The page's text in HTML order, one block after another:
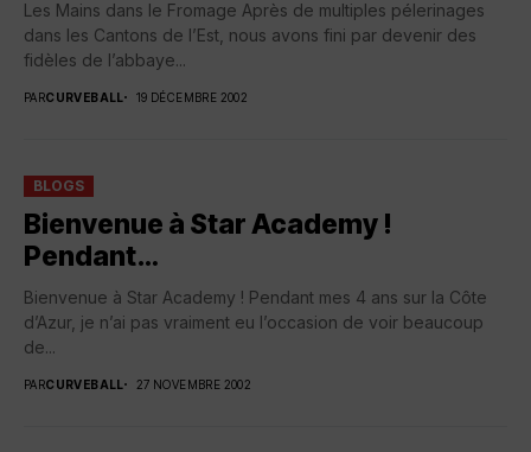
Les Mains dans le Fromage Après de multiples pélerinages
dans les Cantons de l’Est, nous avons fini par devenir des
fidèles de l’abbaye...
PARCURVEBALL 19 DÉCEMBRE 2002
BLOGS
Bienvenue à Star Academy !
Pendant…
Bienvenue à Star Academy ! Pendant mes 4 ans sur la Côte
d’Azur, je n’ai pas vraiment eu l’occasion de voir beaucoup
de...
PARCURVEBALL 27 NOVEMBRE 2002